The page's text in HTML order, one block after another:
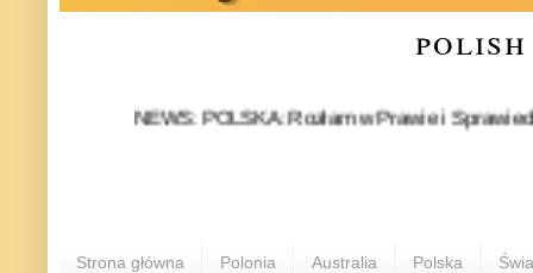
NEWS: POLSKA: Rozłam w Prawie i
Strona główna Polonia Australia Polska